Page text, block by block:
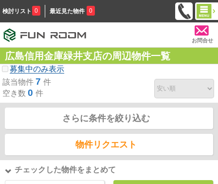
検討リスト 0 最近見た物件 0
お問合せ
広島信用金庫緑井支店の周辺物件一覧
募集中のみ表示
該当物件 7 件
空き数 0 件
さらに条件を絞り込む
物件リクエスト
チェックした物件をまとめて